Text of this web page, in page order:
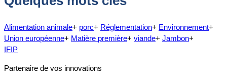
Alimentation animale+ porc+ Réglementation+ Environnement+
Union européenne+ Matière première+ viande+ Jambon+
IFIP
Partenaire de vos innovations